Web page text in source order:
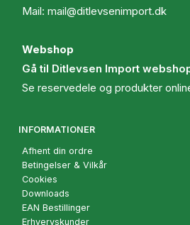
Mail: mail@ditlevsenimport.dk
Webshop
Gå til Ditlevsen Import
Se reservedele og produkter
INFORMATIONER
Afhent din ordre
Betingelser & Vilkår
Cookies
Downloads
EAN Bestillinger
Erhvervskunder